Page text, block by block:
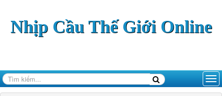
Nhịp Cầu Thế Giới Online